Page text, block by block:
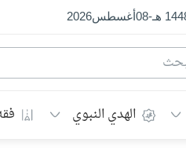
هـ -
08أغسطس2026
الهدي النبوي